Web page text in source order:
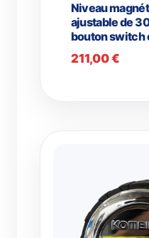
Niveau
ajustable de
bouton switch
211,00€